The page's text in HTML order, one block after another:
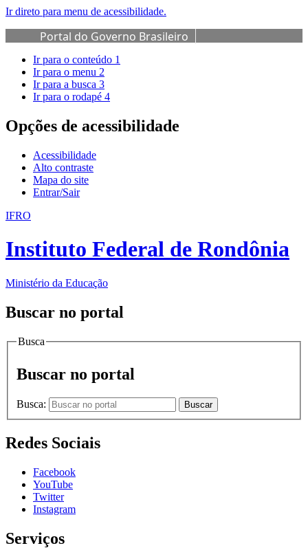
Ir direto para menu de acessibilidade.
Portal do Governo Brasileiro
Ir para o conteúdo 1
Ir para o menu 2
Ir para a busca 3
Ir para o rodapé 4
Opções de acessibilidade
Acessibilidade
Alto contraste
Mapa do site
Entrar/Sair
IFRO
Instituto Federal de Rondônia
Ministério da Educação
Buscar no portal
Busca
Buscar no portal
Busca: Buscar
Redes Sociais
Facebook
YouTube
Twitter
Instagram
Serviços